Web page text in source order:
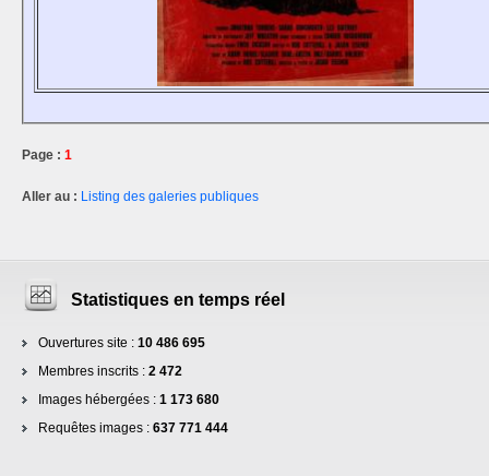
Page : 1
Aller au : Listing des galeries publiques
Statistiques en temps réel
Ouvertures site : 10 486 695
Membres inscrits : 2 472
Images hébergées : 1 173 680
Requêtes images : 637 771 444